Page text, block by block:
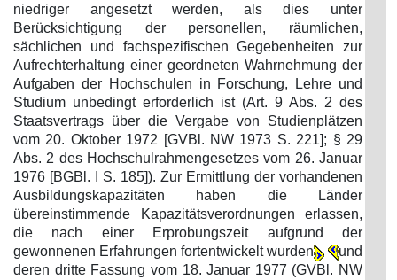
niedriger angesetzt werden, als dies unter
Berücksichtigung der personellen, räumlichen,
sächlichen und fachspezifischen Gegebenheiten zur
Aufrechterhaltung einer geordneten Wahrnehmung der
Aufgaben der Hochschulen in Forschung, Lehre und
Studium unbedingt erforderlich ist (Art. 9 Abs. 2 des
Staatsvertrags über die Vergabe von Studienplätzen
vom 20. Oktober 1972 [GVBl. NW 1973 S. 221]; § 29
Abs. 2 des Hochschulrahmengesetzes vom 26. Januar
1976 [BGBl. I S. 185]). Zur Ermittlung der vorhandenen
Ausbildungskapazitäten haben die Länder
übereinstimmende Kapazitätsverordnungen erlassen,
die nach einer Erprobungszeit aufgrund der
gewonnenen Erfahrungen fortentwickelt wurden
und
deren dritte Fassung vom 18. Januar 1977 (GVBl. NW